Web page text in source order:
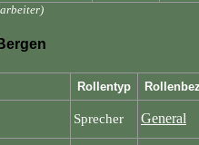
Rollentyp
Sprecher
General